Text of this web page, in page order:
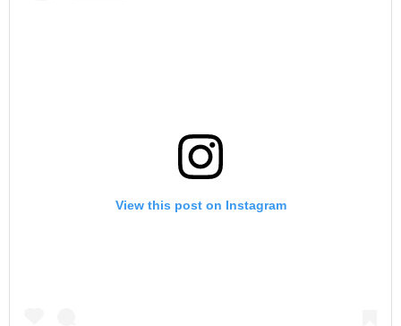
View this post on Instagram